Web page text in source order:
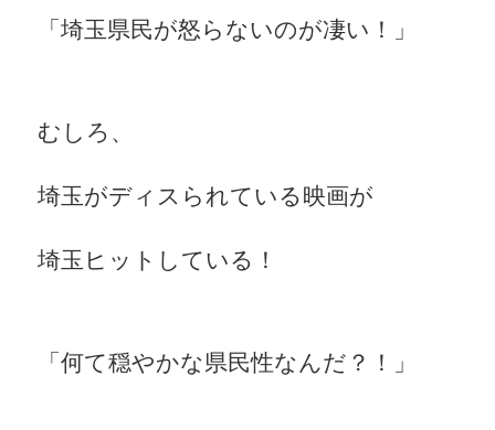
「埼玉県民が怒らないのが凄い！」
むしろ、
埼玉がディスられている映画が
埼玉ヒットしている！
「何て穏やかな県民性なんだ？！」